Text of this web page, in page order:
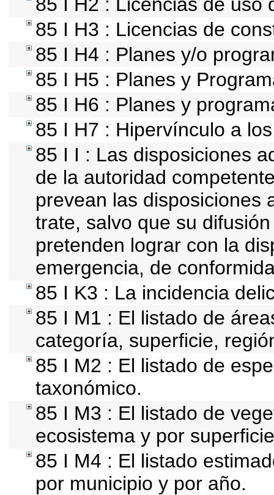
85 I H3 : Licencias de
85 I H4 : Planes y/o
85 I H5 : Planes y
85 I H6 : Planes y
85 I H7 : Hipervínculo a
85 I I : Las disposiciones
de la autoridad
prevean las disposiciones
trate, salvo que su
pretenden lograr con la
emergencia, de
85 I K3 : La incidencia
85 I M1 : El listado de
categoría, superficie,
85 I M2 : El listado de
taxonómico.
85 I M3 : El listado de
ecosistema y por
85 I M4 : El listado
por municipio y por año.